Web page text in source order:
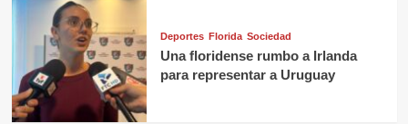
Deportes Florida Sociedad
Una floridense rumbo a Irlanda
para representar a Uruguay